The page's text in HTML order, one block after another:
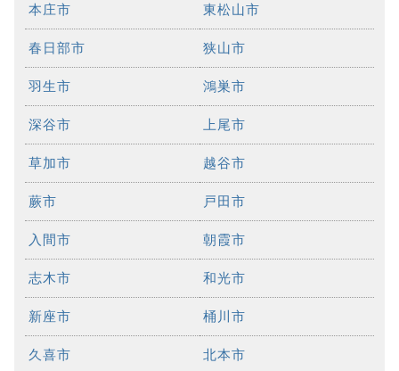
本庄市 東松山市
春日部市 狭山市
羽生市 鴻巣市
深谷市 上尾市
草加市 越谷市
蕨市 戸田市
入間市 朝霞市
志木市 和光市
新座市 桶川市
久喜市 北本市